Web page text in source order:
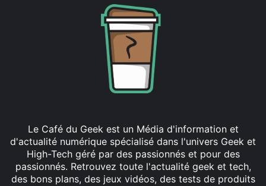
Le Café du Geek est un Média d'information et
d'actualité numérique spécialisé dans l'univers Geek et
High-Tech géré par des passionnés et pour des
passionnés. Retrouvez toute l'actualité geek et tech,
des bons plans, des jeux vidéos, des tests de produits